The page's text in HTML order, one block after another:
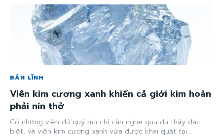
BẢN LĨNH
Viên kim cương xanh khiến cả giới kim hoàn
phải nín thở
Có những viên đá quý mà chỉ cần nghe qua đã thấy đặc
biệt, và viên kim cương xanh vừa được khai quật tại...